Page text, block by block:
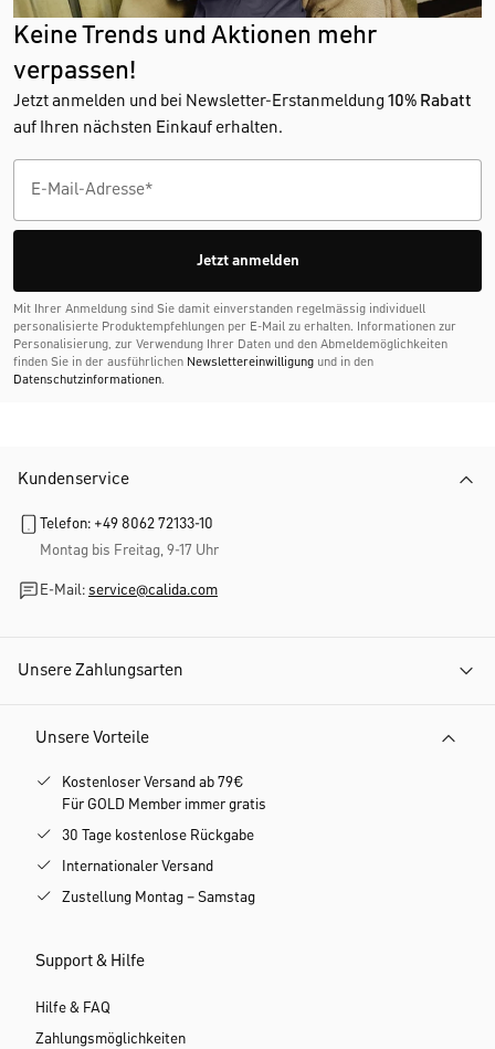
Keine Trends und Aktionen mehr
verpassen!
Jetzt anmelden und bei Newsletter-Erstanmeldung 10% Rabatt
auf Ihren nächsten Einkauf erhalten.
Jetzt anmelden
Mit Ihrer Anmeldung sind Sie damit einverstanden regelmässig individuell
personalisierte Produktempfehlungen per E-Mail zu erhalten. Informationen zur
Personalisierung, zur Verwendung Ihrer Daten und den Abmelde­möglichkeiten
finden Sie in der ausführlichen Newslettereinwilligung und in den
Datenschutzinformationen.
Kundenservice
Telefon: +49 8062 72133-10
Montag bis Freitag, 9-17 Uhr
E-Mail: service@calida.com
Unsere Zahlungsarten
Unsere Vorteile
Kostenloser Versand ab 79€
Für GOLD Member immer gratis
30 Tage kostenlose Rückgabe
Internationaler Versand
Zustellung Montag – Samstag
Support & Hilfe
Hilfe & FAQ
Zahlungsmöglichkeiten